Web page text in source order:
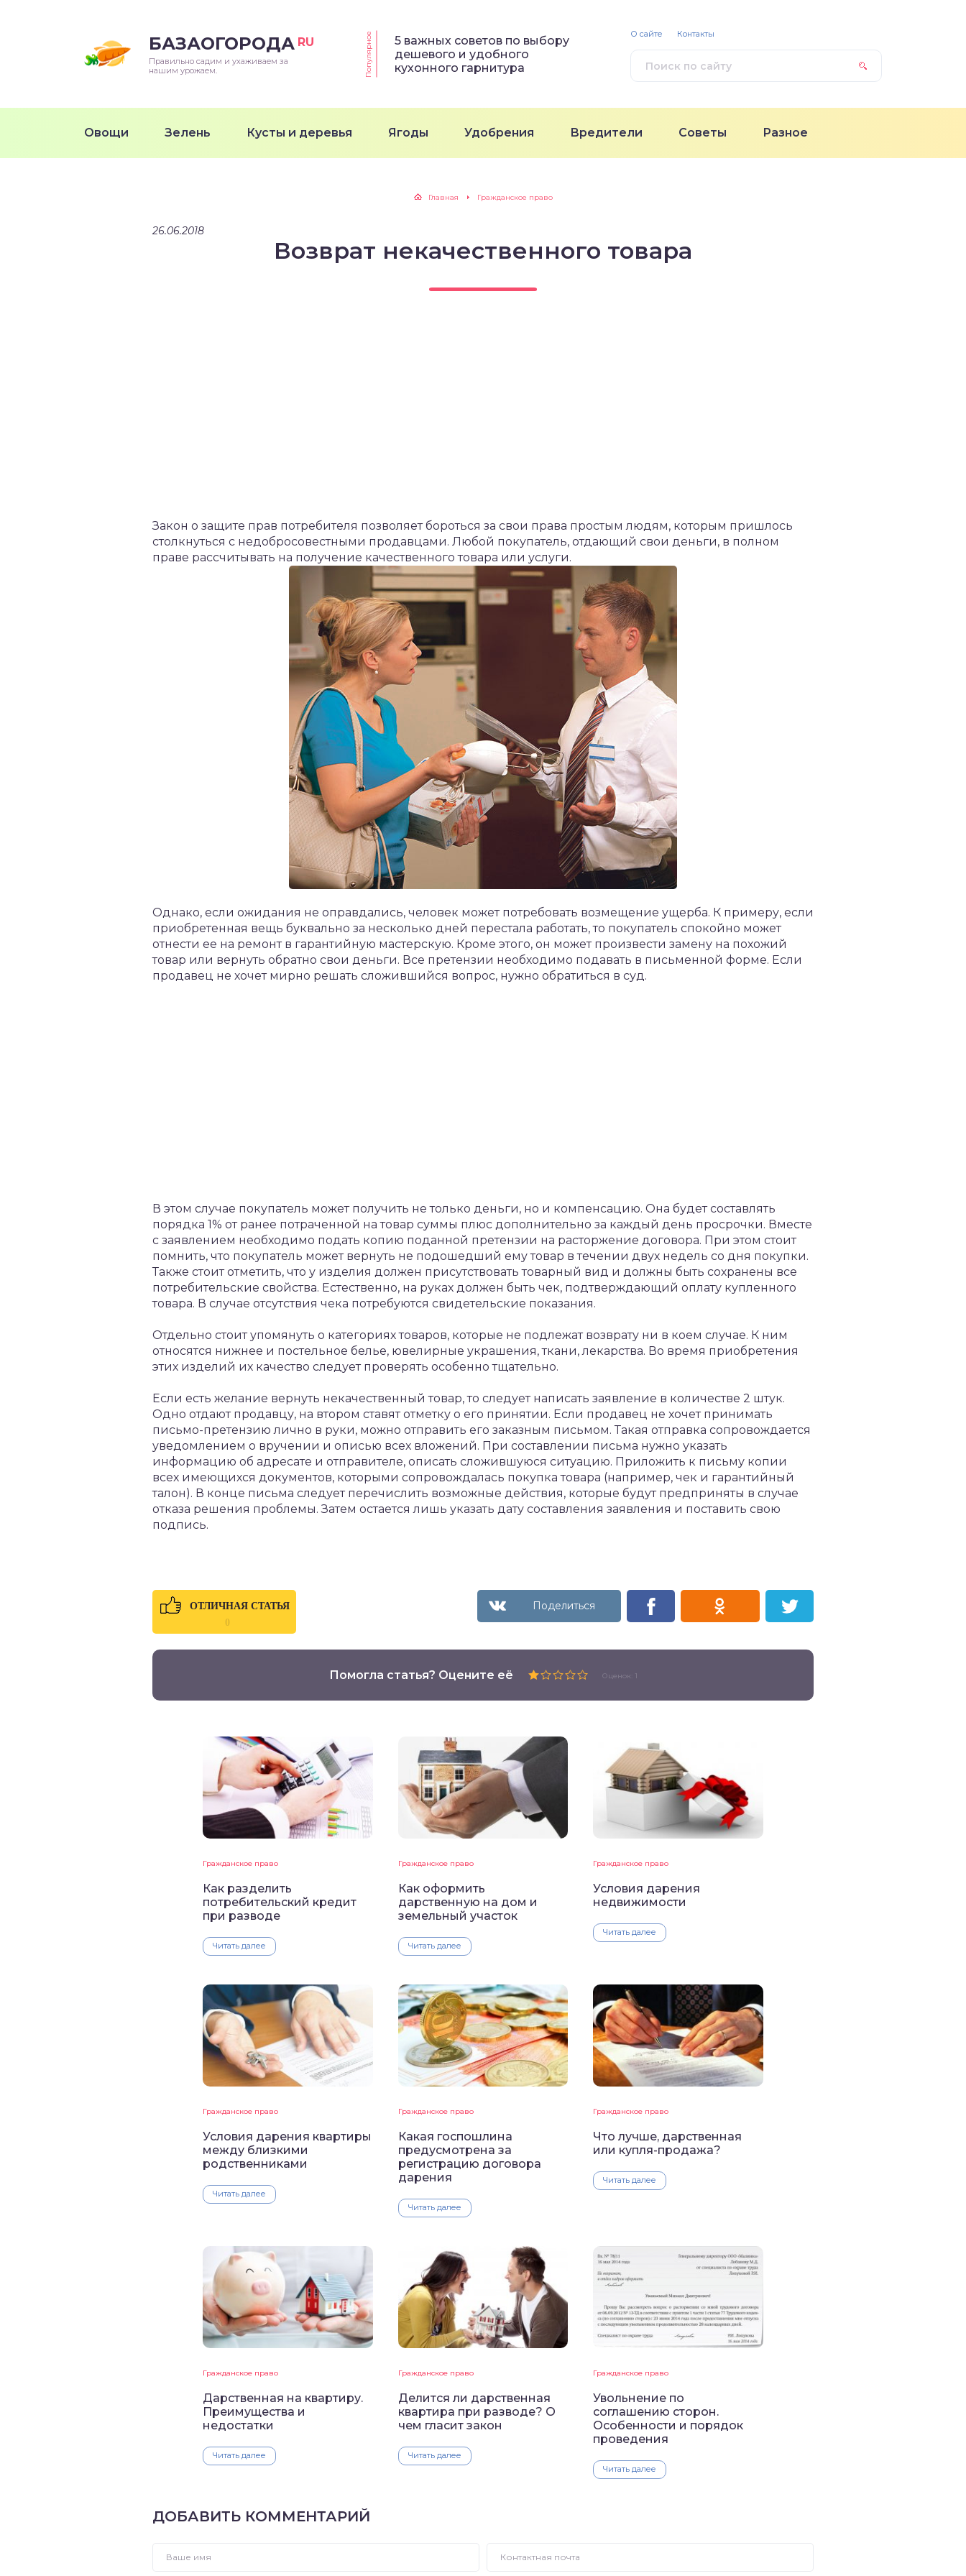
БАЗАОГОРОДА RU
Правильно садим и ухаживаем за
нашим урожаем.
Популярное
5 важных советов по выбору
дешевого и удобного
кухонного гарнитура
Овощи Зелень Кусты и деревья Ягоды Удобрения Вредители Советы Разное
О сайте Контакты
Главная Гражданское право
26.06.2018
Возврат некачественного товара
Закон о защите прав потребителя позволяет бороться за свои права простым людям, которым пришлось
столкнуться с недобросовестными продавцами. Любой покупатель, отдающий свои деньги, в полном
праве рассчитывать на получение качественного товара или услуги.
Однако, если ожидания не оправдались, человек может потребовать возмещение ущерба. К примеру, если
приобретенная вещь буквально за несколько дней перестала работать, то покупатель спокойно может
отнести ее на ремонт в гарантийную мастерскую. Кроме этого, он может произвести замену на похожий
товар или вернуть обратно свои деньги. Все претензии необходимо подавать в письменной форме. Если
продавец не хочет мирно решать сложившийся вопрос, нужно обратиться в суд.
В этом случае покупатель может получить не только деньги, но и компенсацию. Она будет составлять
порядка 1% от ранее потраченной на товар суммы плюс дополнительно за каждый день просрочки. Вместе
с заявлением необходимо подать копию поданной претензии на расторжение договора. При этом стоит
помнить, что покупатель может вернуть не подошедший ему товар в течении двух недель со дня покупки.
Также стоит отметить, что у изделия должен присутствовать товарный вид и должны быть сохранены все
потребительские свойства. Естественно, на руках должен быть чек, подтверждающий оплату купленного
товара. В случае отсутствия чека потребуются свидетельские показания.
Отдельно стоит упомянуть о категориях товаров, которые не подлежат возврату ни в коем случае. К ним
относятся нижнее и постельное белье, ювелирные украшения, ткани, лекарства. Во время приобретения
этих изделий их качество следует проверять особенно тщательно.
Если есть желание вернуть некачественный товар, то следует написать заявление в количестве 2 штук.
Одно отдают продавцу, на втором ставят отметку о его принятии. Если продавец не хочет принимать
письмо-претензию лично в руки, можно отправить его заказным письмом. Такая отправка сопровождается
уведомлением о вручении и описью всех вложений. При составлении письма нужно указать
информацию об адресате и отправителе, описать сложившуюся ситуацию. Приложить к письму копии
всех имеющихся документов, которыми сопровождалась покупка товара (например, чек и гарантийный
талон). В конце письма следует перечислить возможные действия, которые будут предприняты в случае
отказа решения проблемы. Затем остается лишь указать дату составления заявления и поставить свою
подпись.
ОТЛИЧНАЯ СТАТЬЯ
0
Помогла статья? Оцените её Оценок: 1
Гражданское право
Как разделить
потребительский кредит
при разводе
Читать далее
Гражданское право
Как оформить
дарственную на дом и
земельный участок
Читать далее
Гражданское право
Условия дарения
недвижимости
Читать далее
Гражданское право
Условия дарения квартиры
между близкими
родственниками
Читать далее
Гражданское право
Какая госпошлина
предусмотрена за
регистрацию договора
дарения
Читать далее
Гражданское право
Что лучше, дарственная
или купля-продажа?
Читать далее
Гражданское право
Дарственная на квартиру.
Преимущества и
недостатки
Читать далее
Гражданское право
Делится ли дарственная
квартира при разводе? О
чем гласит закон
Читать далее
Гражданское право
Увольнение по
соглашению сторон.
Особенности и порядок
проведения
Читать далее
ДОБАВИТЬ КОММЕНТАРИЙ